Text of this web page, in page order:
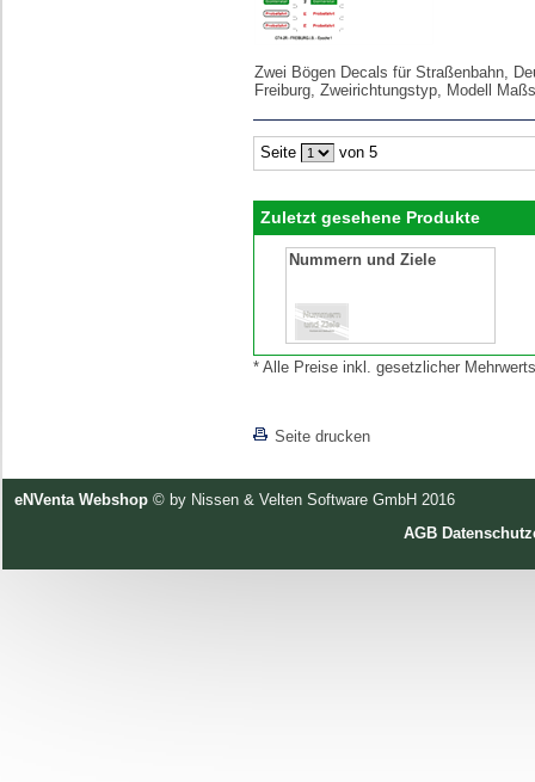
Zwei Bögen Decals für Straßenbahn,
Freiburg, Zweirichtungstyp, Modell
Seite von 5
Zuletzt gesehene Produkte
Nummern und Ziele
* Alle Preise inkl. gesetzlicher
Seite drucken
eNVenta Webshop © by Nissen & Velten Software GmbH 2016
AGB